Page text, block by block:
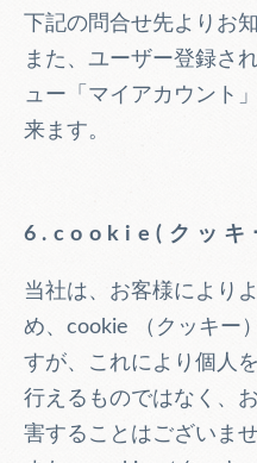
下記の問合せ先よりお
また、ユーザー登録さ
ュー「マイアカウント
来ます。
6.cookie(クッキ
当社は、お客様により
め、cookie （クッキー
すが、これにより個人
行えるものではなく、
害することはございませ